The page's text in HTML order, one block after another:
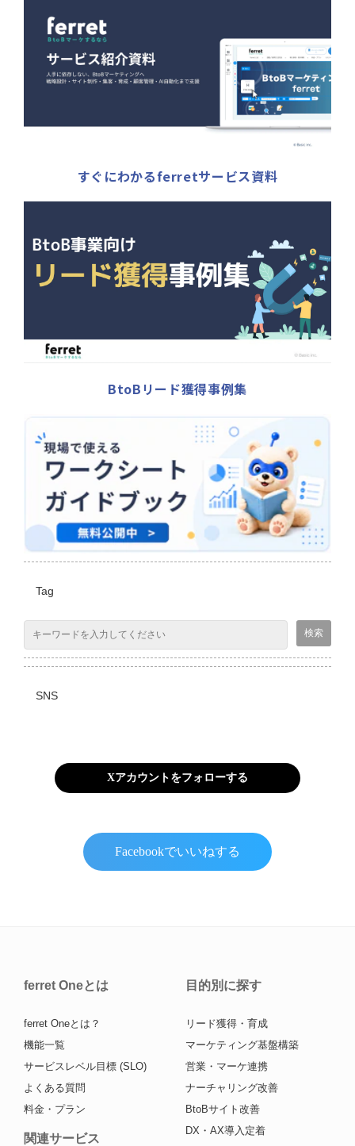
すぐにわかるferretサービス資料
BtoBリード獲得事例集
Tag
SNS
Xアカウントをフォローする
Facebookでいいねする
ferret Oneとは
ferret Oneとは？
機能一覧
サービスレベル目標 (SLO)
よくある質問
料金・プラン
関連サービス
目的別に探す
リード獲得・育成
マーケティング基盤構築
営業・マーケ連携
ナーチャリング改善
BtoBサイト改善
DX・AX導入定着